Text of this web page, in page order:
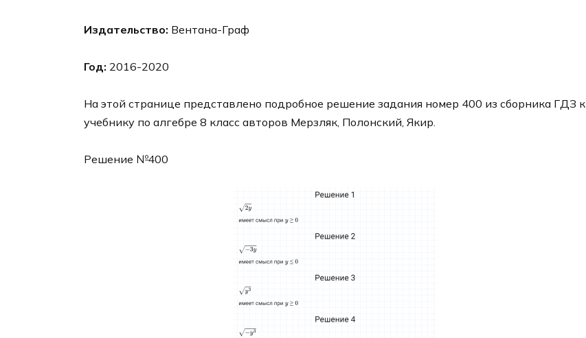
Издательство: Вентана-Граф
Год: 2016-2020
На этой странице представлено подробное решение задания номер 400 из сборника ГДЗ к
учебнику по алгебре 8 класс авторов Мерзляк, Полонский, Якир.
Решение №400